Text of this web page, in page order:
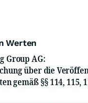
Werten
Group AG:
über die
gemäß §§ 114, 115,